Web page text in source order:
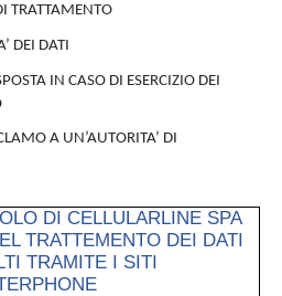
TRATTAMENTO
DEI DATI
IN CASO DI ESERCIZIO DEI
A UN’AUTORITA’ DI
DI CELLULARLINE SPA
TRATTEMENTO DEI DATI
TRAMITE I SITI